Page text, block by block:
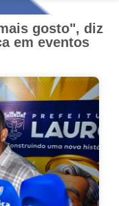
gosto", diz
em eventos